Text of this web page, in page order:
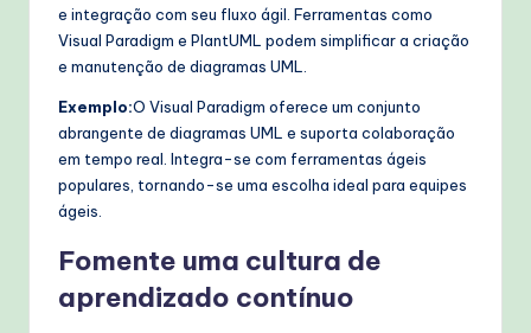
e integração com seu fluxo ágil. Ferramentas como
Visual Paradigm e PlantUML podem simplificar a criação
e manutenção de diagramas UML.
Exemplo:O Visual Paradigm oferece um conjunto
abrangente de diagramas UML e suporta colaboração
em tempo real. Integra-se com ferramentas ágeis
populares, tornando-se uma escolha ideal para equipes
ágeis.
Fomente uma cultura de
aprendizado contínuo